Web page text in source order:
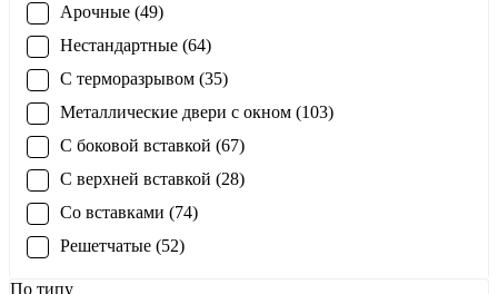
Арочные (49)
Нестандартные (64)
С терморазрывом (35)
Металлические двери с окном (103)
С боковой вставкой (67)
С верхней вставкой (28)
Со вставками (74)
Решетчатые (52)
По типу